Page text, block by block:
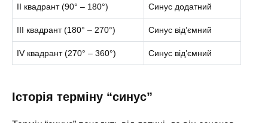
II квадрант (90° – 180°) Синус додатний
III квадрант (180° – 270°) Синус від’ємний
IV квадрант (270° – 360°) Синус від’ємний
Історія терміну “синус”